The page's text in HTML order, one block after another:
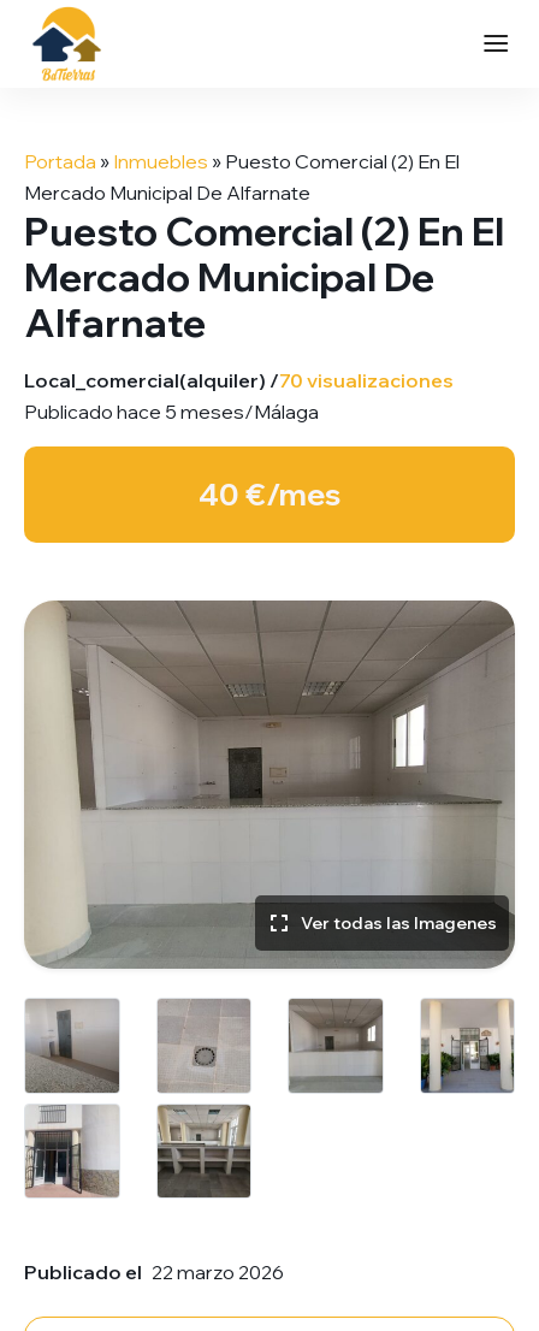
contenido
Portada » Inmuebles » Puesto Comercial (2) En El
Mercado Municipal De Alfarnate
Puesto Comercial (2) En El
Mercado Municipal De
Alfarnate
Local_comercial(alquiler) /70 visualizaciones
Publicado hace 5 meses/Málaga
40 €/mes
Ver todas las Imagenes
Publicado el 22 marzo 2026